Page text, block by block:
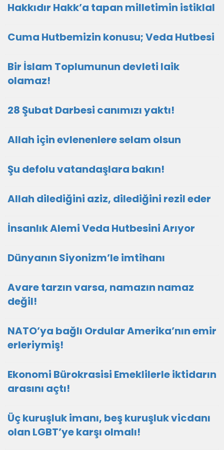
Hakkıdır Hakk’a tapan milletimin istiklal
Cuma Hutbemizin konusu; Veda Hutbesi
Bir İslam Toplumunun devleti laik
olamaz!
28 Şubat Darbesi canımızı yaktı!
Allah için evlenenlere selam olsun
Şu defolu vatandaşlara bakın!
Allah dilediğini aziz, dilediğini rezil eder
İnsanlık Alemi Veda Hutbesini Arıyor
Dünyanın Siyonizm’le imtihanı
Avare tarzın varsa, namazın namaz
değil!
NATO’ya bağlı Ordular Amerika’nın emir
erleriymiş!
Ekonomi Bürokrasisi Emeklilerle iktidarın
arasını açtı!
Üç kuruşluk imanı, beş kuruşluk vicdanı
olan LGBT’ye karşı olmalı!